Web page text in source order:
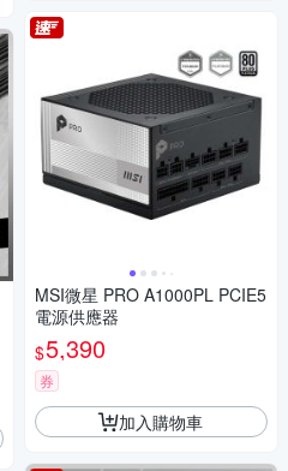
MSI微星 PRO A1000PL PCIE5
電源供應器
$5,390
券
加入購物車